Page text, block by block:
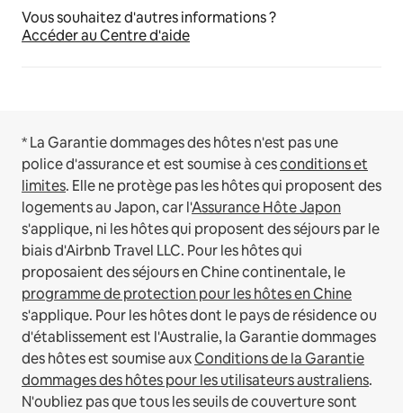
Vous souhaitez d'autres informations ?
Accéder au Centre d'aide
* La Garantie dommages des hôtes n'est pas une
police d'assurance et est soumise à cesconditions et
limites. Elle ne protège pas les hôtes qui proposent des
logements au Japon, car l'Assurance Hôte Japon
s'applique, ni les hôtes qui proposent des séjours par le
biais d'Airbnb Travel LLC. Pour les hôtes qui
proposaient des séjours en Chine continentale, le
programme de protection pour les hôtes en Chine
s'applique. Pour les hôtes dont le pays de résidence ou
d'établissement est l'Australie, la Garantie dommages
des hôtes est soumise auxConditions de la Garantie
dommages des hôtes pour les utilisateurs australiens.
N'oubliez pas que tous les seuils de couverture sont